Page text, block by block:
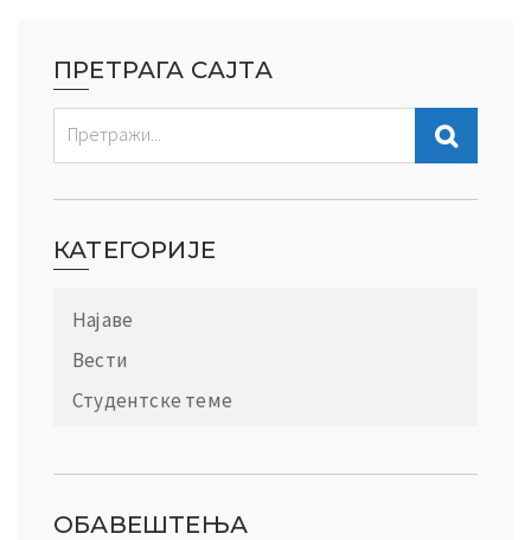
ПРЕТРАГА САЈТА
КАТЕГОРИЈЕ
Најаве
Вести
Студентске теме
ОБАВЕШТЕЊА